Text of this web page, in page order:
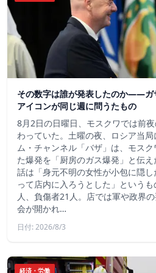
その数字は誰が発表したのか——ガ
アイコンが同じ週に問うたもの
8月2日の日曜日、モスクワでは前
わっていた。土曜の夜、ロシア当
ム・チャンネル「バザ」は、モス
た爆発を「厨房のガス爆発」と伝え
話は「身元不明の女性が小包に隠
って店内に入ろうとした」という
人、負傷者21人。店では軍や政界
会が開かれ…
日付: 2026/8/3
経済・労働